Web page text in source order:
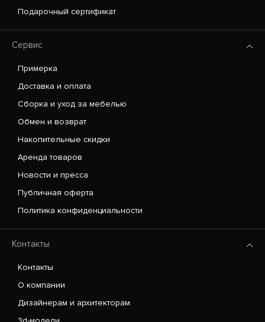
Подарочный сертификат
Сервис
Примерка
Доставка и оплата
Сборка и уход за мебелью
Обмен и возврат
Накопительные скидки
Аренда товаров
Новости и пресса
Публичная оферта
Политика конфиденциальности
Контакты
Контакты
О компании
Дизайнерам и архитекторам